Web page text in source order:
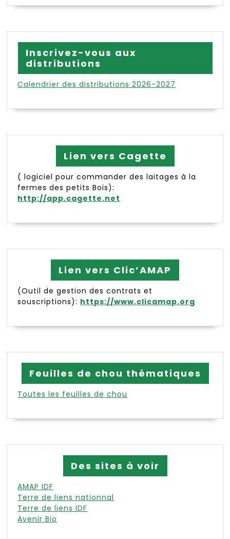
Inscrivez-vous aux
distributions
Calendrier des distributions 2026-2027
Lien vers Cagette
( logiciel pour commander des laitages à la
fermes des petits Bois):
http://app.cagette.net
Lien vers Clic’AMAP
(Outil de gestion des contrats et
souscriptions): https://www.clicamap.org
Feuilles de chou thématiques
Toutes les feuilles de chou
Des sites à voir
AMAP IDF
Terre de liens nationnal
Terre de liens IDF
Avenir Bio